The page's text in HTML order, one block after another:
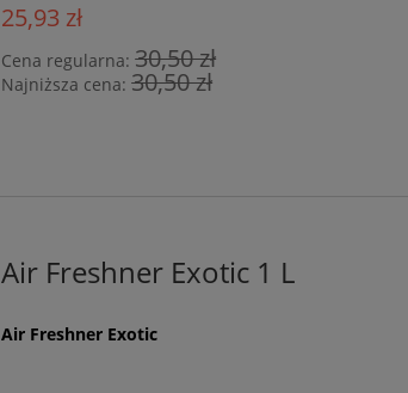
25,93 zł
Cena regularna:30,50 zł
Najniższa cena:30,50 zł
Air Freshner Exotic 1 L
Air Freshner Exotic